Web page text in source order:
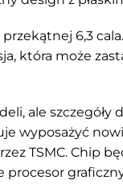
6,3
która może
ale szczegóły
wyposażyć
TSMC. Chip
procesor